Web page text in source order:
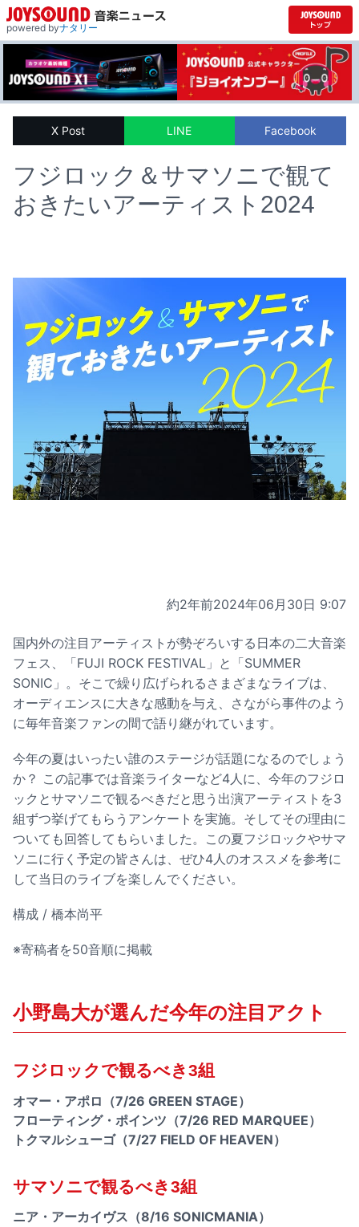
powered byナタリー
X Post LINE Facebook
フジロック＆サマソニで観て
おきたいアーティスト2024
約2年前2024年06月30日 9:07
国内外の注目アーティストが勢ぞろいする日本の二大音楽
フェス、「FUJI ROCK FESTIVAL」と「SUMMER
SONIC」。そこで繰り広げられるさまざまなライブは、
オーディエンスに大きな感動を与え、さながら事件のよう
に毎年音楽ファンの間で語り継がれています。
今年の夏はいったい誰のステージが話題になるのでしょう
か？ この記事では音楽ライターなど4人に、今年のフジロ
ックとサマソニで観るべきだと思う出演アーティストを3
組ずつ挙げてもらうアンケートを実施。そしてその理由に
ついても回答してもらいました。この夏フジロックやサマ
ソニに行く予定の皆さんは、ぜひ4人のオススメを参考に
して当日のライブを楽しんでください。
構成 / 橋本尚平
※寄稿者を50音順に掲載
小野島大が選んだ今年の注目アクト
フジロックで観るべき3組
オマー・アポロ（7/26 GREEN STAGE）
フローティング・ポインツ（7/26 RED MARQUEE）
トクマルシューゴ（7/27 FIELD OF HEAVEN）
サマソニで観るべき3組
ニア・アーカイヴス（8/16 SONICMANIA）